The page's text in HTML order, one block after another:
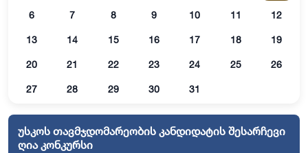
6 7 8 9 10 11 12
13 14 15 16 17 18 19
20 21 22 23 24 25 26
27 28 29 30 31
უსკოს თავმჯდომარეობის კანდიდატის შესარჩევი
ღია კონკურსი